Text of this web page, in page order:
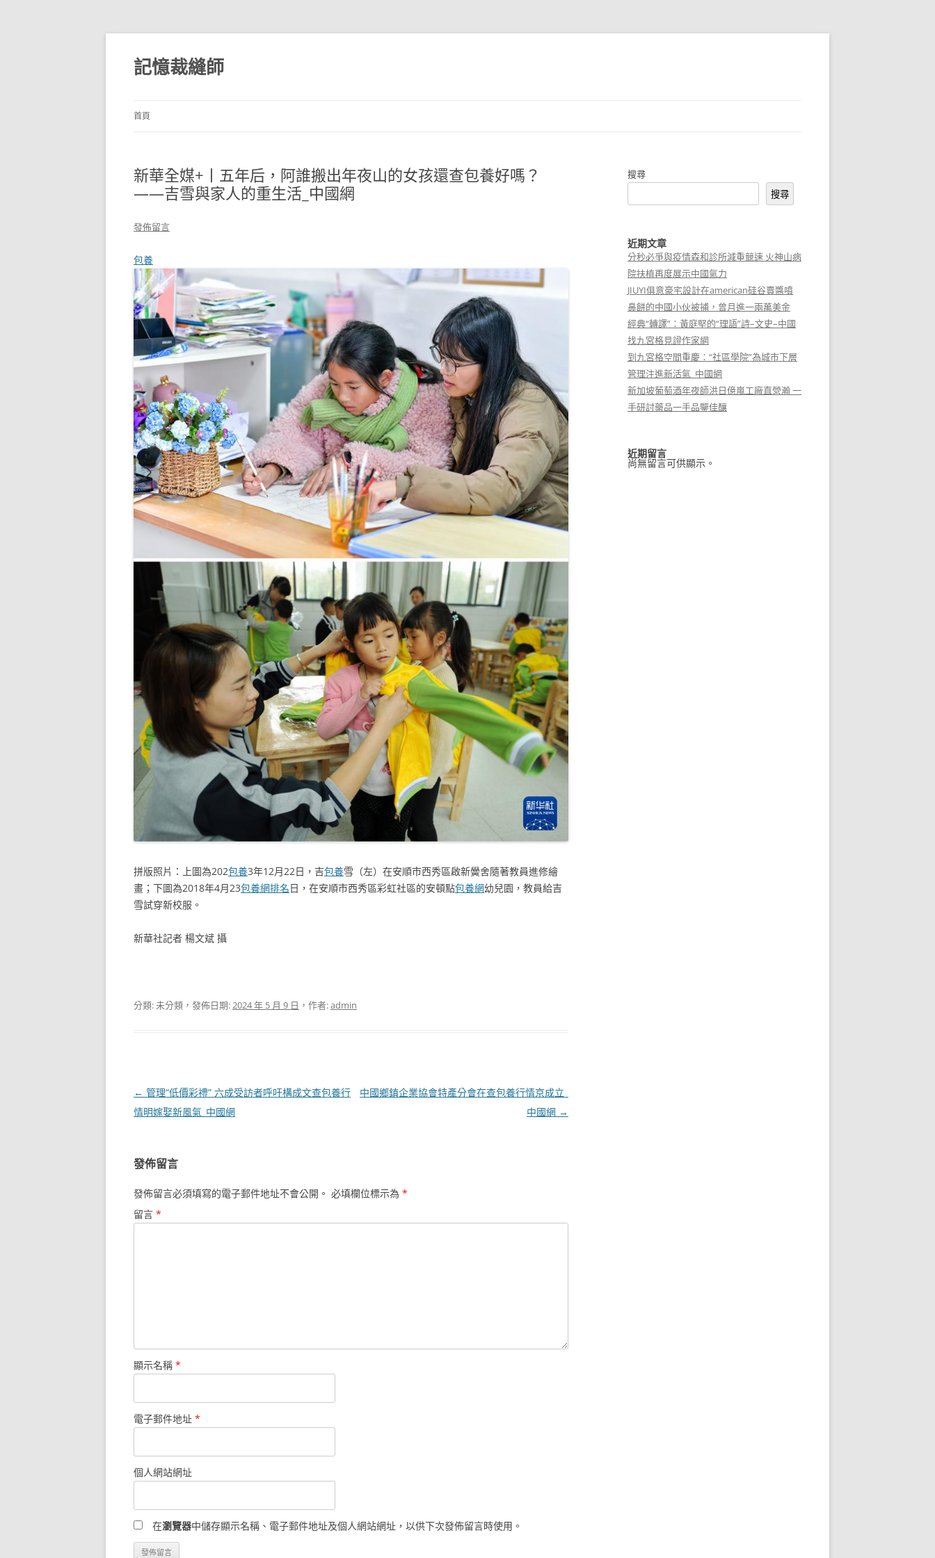
跳
主
要
內
記憶裁縫師
首頁
新華全媒+丨五年后，阿誰搬出年夜山的女孩還查包養好嗎？
——吉雪與家人的重生活_中國網
發佈留言
包養
拼版照片：上圖為202包養3年12月22日，吉包養雪（左）在安順市西秀區啟新黌舍隨著教員進修繪
畫；下圖為2018年4月23包養網排名日，在安順市西秀區彩虹社區的安頓點包養網幼兒園，教員給吉
雪試穿新校服。
新華社記者 楊文斌 攝
分類: 未分類，發佈日期:2024 年 5 月 9 日 ，作者:admin
文
章
← 管理“低價彩禮” 六成受訪者呼吁構成文查包養行
情明嫁娶新風氣_中國網
中國鄉鎮企業協會特產分會在查包養行情京成立_
中國網 →
發佈留言
發佈留言必須填寫的電子郵件地址不會公開。 必填欄位標示為 *
留言 *
顯示名稱 *
電子郵件地址 *
個人網站網址
在瀏覽器中儲存顯示名稱、電子郵件地址及個人網站網址，以供下次發佈留言時使用。
搜尋
搜尋
近期文章
分秒必爭與疫情森和診所減重競速 火神山病
院扶植再度展示中國氣力
JIUYI俱意豪宅設計在american硅谷賣醬噴
鼻餅的中國小伙被捕，曾月進一兩萬美金
經典“轉譯”：黃庭堅的“理語”詩–文史–中國
找九宮格見證作家網
到九宮格空間重慶：“社區學院”為城市下層
管理注進新活氣_中國網
新加坡葡萄酒年夜師洪日億嵐工廠直營瀚 一
手研討藥品一手品鑒佳釀
近期留言
尚無留言可供顯示。